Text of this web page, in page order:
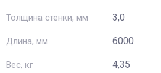
Толщина стенки, мм 3,0
Длина, мм 6000
Вес, кг 4,35